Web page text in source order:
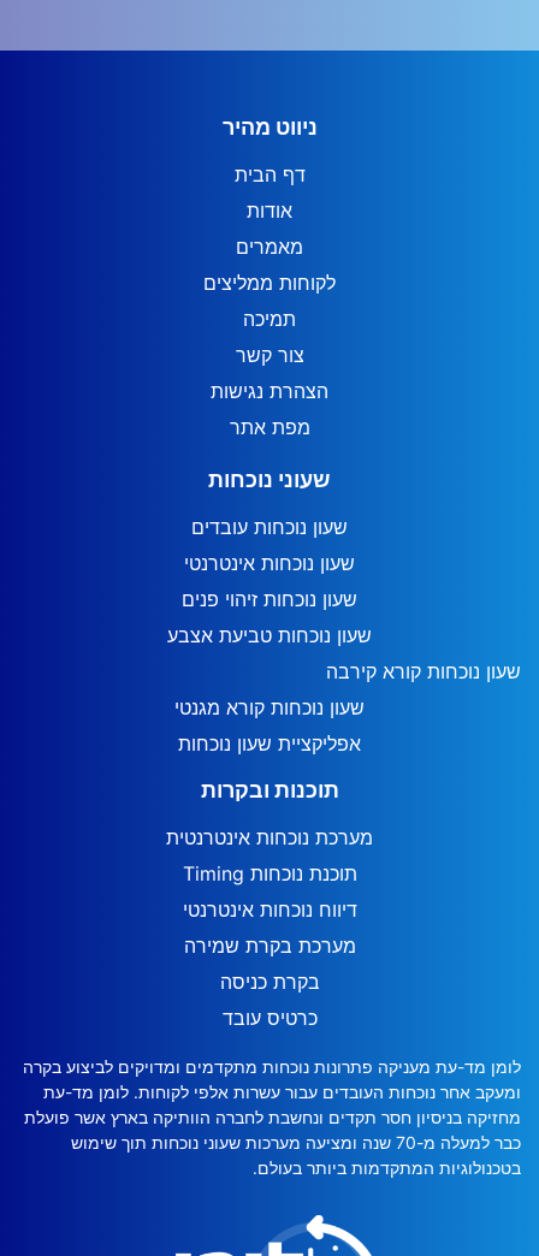
ניווט מהיר
דף הבית
אודות
מאמרים
לקוחות ממליצים
תמיכה
צור קשר
הצהרת נגישות
מפת אתר
שעוני נוכחות
שעון נוכחות עובדים
שעון נוכחות אינטרנטי
שעון נוכחות זיהוי פנים
שעון נוכחות טביעת אצבע
שעון נוכחות קורא קירבה
שעון נוכחות קורא מגנטי
אפליקציית שעון נוכחות
תוכנות ובקרות
מערכת נוכחות אינטרנטית
תוכנת נוכחות Timing
דיווח נוכחות אינטרנטי
מערכת בקרת שמירה
בקרת כניסה
כרטיס עובד
לומן מד-עת מעניקה פתרונות נוכחות מתקדמים ומדויקים לביצוע בקרה
ומעקב אחר נוכחות העובדים עבור עשרות אלפי לקוחות. לומן מד-עת
מחזיקה בניסיון חסר תקדים ונחשבת לחברה הוותיקה בארץ אשר פועלת
כבר למעלה מ-70 שנה ומציעה מערכות שעוני נוכחות תוך שימוש
בטכנולוגיות המתקדמות ביותר בעולם.